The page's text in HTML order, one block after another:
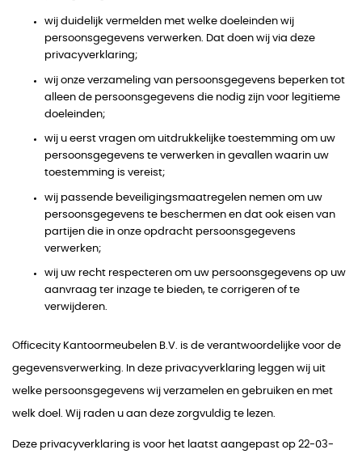
wij duidelijk vermelden met welke doeleinden wij
persoonsgegevens verwerken. Dat doen wij via deze
privacyverklaring;
wij onze verzameling van persoonsgegevens beperken tot
alleen de persoonsgegevens die nodig zijn voor legitieme
doeleinden;
wij u eerst vragen om uitdrukkelijke toestemming om uw
persoonsgegevens te verwerken in gevallen waarin uw
toestemming is vereist;
wij passende beveiligingsmaatregelen nemen om uw
persoonsgegevens te beschermen en dat ook eisen van
partijen die in onze opdracht persoonsgegevens
verwerken;
wij uw recht respecteren om uw persoonsgegevens op uw
aanvraag ter inzage te bieden, te corrigeren of te
verwijderen.
Officecity Kantoormeubelen B.V. is de verantwoordelijke voor de
gegevensverwerking. In deze privacyverklaring leggen wij uit
welke persoonsgegevens wij verzamelen en gebruiken en met
welk doel. Wij raden u aan deze zorgvuldig te lezen.
Deze privacyverklaring is voor het laatst aangepast op 22-03-